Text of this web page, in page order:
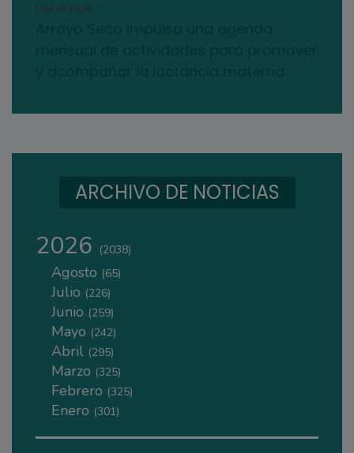
05/08/2026
ARCHIVO DE NOTICIAS
2026 (2038)
Agosto (65)
Julio (226)
Junio (259)
Mayo (242)
Abril (295)
Marzo (325)
Febrero (325)
Enero (301)